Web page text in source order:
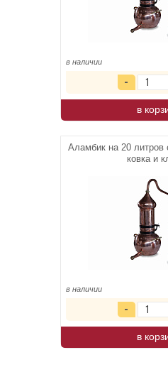
в наличии
в
Аламбик на 20 литров
ковка и
в наличии
в